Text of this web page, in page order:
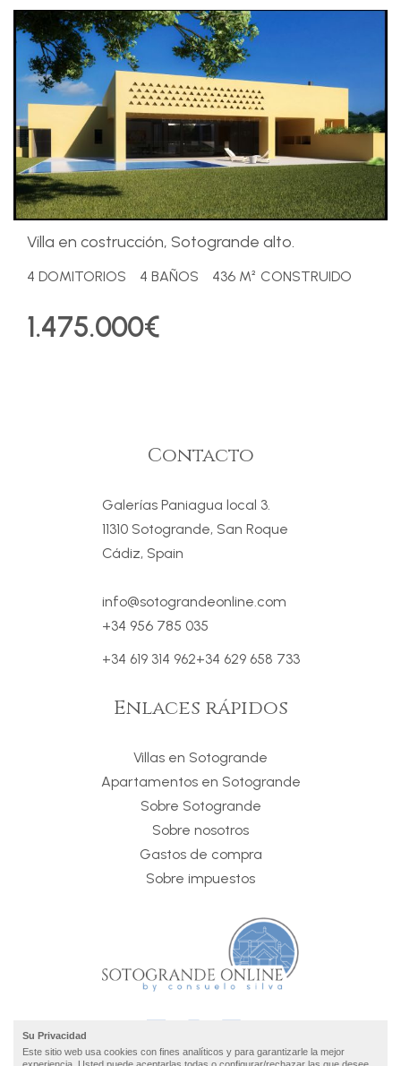
Villa en costrucción, Sotogrande alto.
4 DOMITORIOS 4 BAÑOS 436 M² CONSTRUIDO
1.475.000€
Contacto
Galerías Paniagua local 3.
11310 Sotogrande, San Roque
Cádiz, Spain
info@sotograndeonline.com
+34 956 785 035
+34 619 314 962+34 629 658 733
Enlaces rápidos
Villas en Sotogrande
Apartamentos en Sotogrande
Sobre Sotogrande
Sobre nosotros
Gastos de compra
Sobre impuestos
Su Privacidad
Este sitio web usa cookies con fines analíticos y para garantizarle la mejor